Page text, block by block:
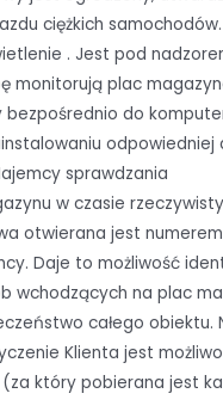
ciężkich
. Jest pod
monitorują plac
bezpośrednio do
odpowiedniej
sprawdzania
w czasie
otwierana jest numerem
Daje to możliwość
wchodzących na plac
całego obiektu.
Klienta jest
który pobierana jest